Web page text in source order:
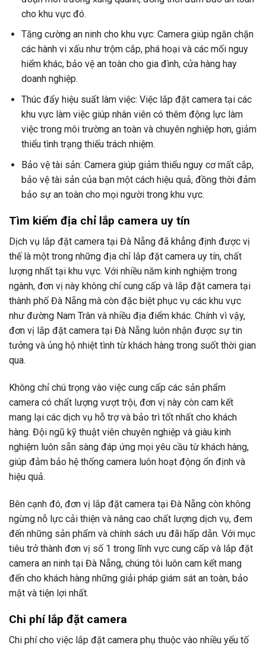
cho khu vực đó.
Tăng cường an ninh cho khu vực: Camera giúp ngăn chặn
các hành vi xấu như trộm cắp, phá hoại và các mối nguy
hiểm khác, bảo vệ an toàn cho gia đình, cửa hàng hay
doanh nghiệp.
Thúc đẩy hiệu suất làm việc: Việc lắp đặt camera tại các
khu vực làm việc giúp nhân viên có thêm động lực làm
việc trong môi trường an toàn và chuyên nghiệp hơn, giảm
thiểu tình trạng thiếu trách nhiệm.
Bảo vệ tài sản: Camera giúp giảm thiểu nguy cơ mất cắp,
bảo vệ tài sản của bạn một cách hiệu quả, đồng thời đảm
bảo sự an toàn cho mọi người trong khu vực.
Tìm kiếm địa chỉ lắp camera uy tín
Dịch vụ lắp đặt camera tại Đà Nẵng đã khẳng định được vị
thế là một trong những địa chỉ lắp đặt camera uy tín, chất
lượng nhất tại khu vực. Với nhiều năm kinh nghiệm trong
ngành, đơn vị này không chỉ cung cấp và lắp đặt camera tại
thành phố Đà Nẵng mà còn đặc biệt phục vụ các khu vực
như đường Nam Trân và nhiều địa điểm khác. Chính vì vậy,
đơn vị lắp đặt camera tại Đà Nẵng luôn nhận được sự tin
tưởng và ủng hộ nhiệt tình từ khách hàng trong suốt thời gian
qua.
Không chỉ chú trọng vào việc cung cấp các sản phẩm
camera có chất lượng vượt trội, đơn vị này còn cam kết
mang lại các dịch vụ hỗ trợ và bảo trì tốt nhất cho khách
hàng. Đội ngũ kỹ thuật viên chuyên nghiệp và giàu kinh
nghiệm luôn sẵn sàng đáp ứng mọi yêu cầu từ khách hàng,
giúp đảm bảo hệ thống camera luôn hoạt động ổn định và
hiệu quả.
Bên cạnh đó, đơn vị lắp đặt camera tại Đà Nẵng còn không
ngừng nỗ lực cải thiện và nâng cao chất lượng dịch vụ, đem
đến những sản phẩm và chính sách ưu đãi hấp dẫn. Với mục
tiêu trở thành đơn vị số 1 trong lĩnh vực cung cấp và lắp đặt
camera an ninh tại Đà Nẵng, chúng tôi luôn cam kết mang
đến cho khách hàng những giải pháp giám sát an toàn, bảo
mật và tiện lợi nhất.
Chi phí lắp đặt camera
Chi phí cho việc lắp đặt camera phụ thuộc vào nhiều yếu tố